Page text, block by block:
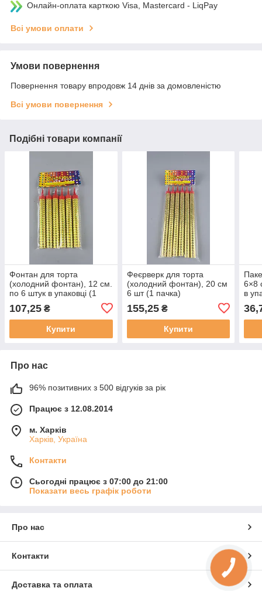
Онлайн-оплата карткою Visa, Mastercard - LiqPay
Всі умови оплати
Умови повернення
Повернення товару впродовж 14 днів за домовленістю
Всі умови повернення
Подібні товари компанії
Фонтан для торта
(холодний фонтан), 12 см.
по 6 штук в упаковці (1
107,25 ₴
Купити
Феєрверк для торта
(холодний фонтан), 20 см
6 шт (1 пачка)
155,25₴
Купити
6×8
в
Про нас
96% позитивних з 500 відгуків за рік
Працює з 12.08.2014
м. Харків
Харків, Україна
Контакти
Сьогодні працює з 07:00 до 21:00
Показати весь графік роботи
Про нас
Контакти
Доставка та оплата